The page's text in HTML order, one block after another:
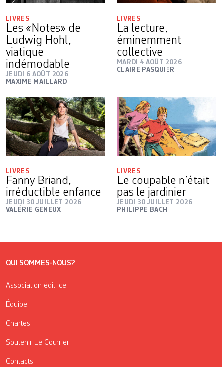
LIVRES
Les «Notes» de
Ludwig Hohl,
viatique
indémodable
JEUDI 6 AOÛT 2026
MAXIME MAILLARD
LIVRES
La lecture,
éminemment
collective
MARDI 4 AOÛT 2026
CLAIRE PASQUIER
LIVRES
Fanny Briand,
irréductible enfance
JEUDI 30 JUILLET 2026
VALÉRIE GENEUX
LIVRES
Le coupable n’était
pas le jardinier
JEUDI 30 JUILLET 2026
PHILIPPE BACH
QUI SOMMES-NOUS?
Association éditrice
Équipe
Chartes
Soutenir Le Courrier
Contacts